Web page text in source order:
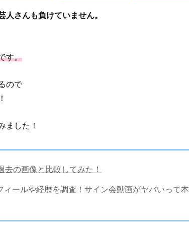
人さんも負けていません。
す。
ので
ました！
の画像と比較してみた！
ールや経歴を調査！サイン会動画がヤバいって本